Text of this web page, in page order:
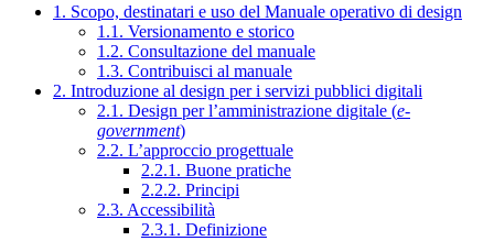
1. Scopo, destinatari e uso del Manuale operativo di design
1.1. Versionamento e storico
1.2. Consultazione del manuale
1.3. Contribuisci al manuale
2. Introduzione al design per i servizi pubblici digitali
2.1. Design per l’amministrazione digitale (e-
government)
2.2. L’approccio progettuale
2.2.1. Buone pratiche
2.2.2. Principi
2.3. Accessibilità
2.3.1. Definizione